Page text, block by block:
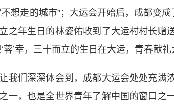
想走的城市”；大运会开始后，成都变
之年生日的林姿佑收到了大运村村长赠
蓉’幸，三十而立的生日在大运，青春献礼
们深深体会到，成都大运会处处充满
一，也是全世界青年了解中国的窗口之